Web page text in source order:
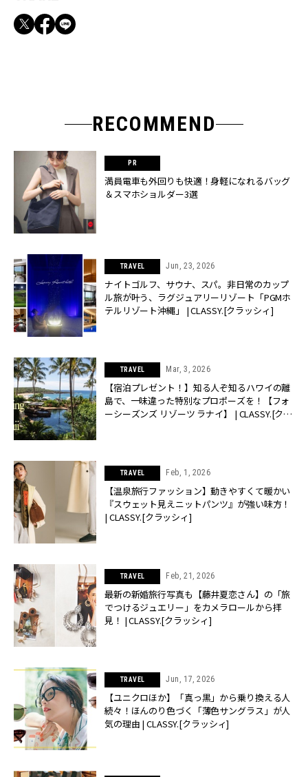
RECOMMEND
満員電車も外回りも快適！身軽になれるバッグ
＆スマホショルダー3選
TRAVEL Jun, 23, 2026
ナイトゴルフ、サウナ、スパ。非日常のカップ
ル旅が叶う、ラグジュアリーリゾート「PGMホ
テルリゾート沖縄」 | CLASSY.[クラッシィ]
TRAVEL Mar, 3, 2026
【宿泊プレゼント！】知る人ぞ知るハワイの離
島で、一味違った特別なプロポーズを！【フォ
ーシーズンズ リゾーツ ラナイ】 | CLASSY.[クラ
TRAVEL Feb, 1, 2026
【温泉旅行ファッション】動きやすくて暖かい
『スウェット見えニットパンツ』が強い味方！
| CLASSY.[クラッシィ]
TRAVEL Feb, 21, 2026
最新の新婚旅行写真も【藤井夏恋さん】の「旅
でつけるジュエリー」をカメラロールから拝
見！ | CLASSY.[クラッシィ]
TRAVEL Jun, 17, 2026
【ユニクロほか】「真っ黒」から乗り換える人
続々！ほんのり色づく「薄色サングラス」が人
気の理由 | CLASSY.[クラッシィ]